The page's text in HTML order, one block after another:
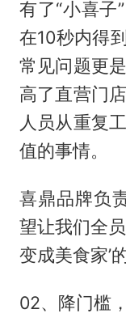
有了“小喜子
在10秒内得
常见问题更
高了直营门
人员从重复
值的事情。
喜鼎品牌负
望让我们全
变成美食家’
02、降门槛